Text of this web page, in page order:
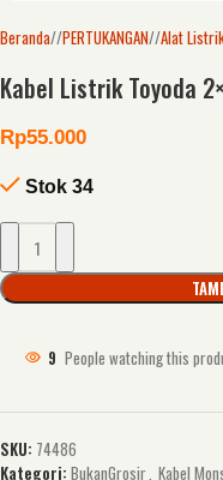
Beranda/ PERTUKANGAN/ Alat
Kabel Listrik Toyoda
Rp55.000
Stok 34
9 People watching this
SKU: 74486
Kategori: BukanGrosir, Kabel